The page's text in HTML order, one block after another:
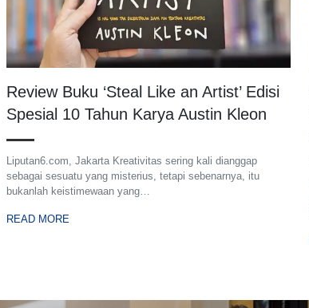
Review Buku ‘Steal Like an Artist’ Edisi
Spesial 10 Tahun Karya Austin Kleon
Liputan6.com, Jakarta Kreativitas sering kali dianggap
sebagai sesuatu yang misterius, tetapi sebenarnya, itu
bukanlah keistimewaan yang…
READ MORE